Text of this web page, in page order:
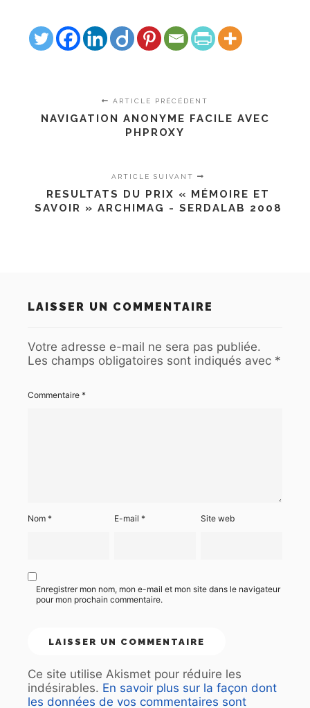
ARTICLE PRÉCÉDENT
NAVIGATION ANONYME FACILE AVEC
PHPROXY
ARTICLE SUIVANT
RESULTATS DU PRIX « MÉMOIRE ET
SAVOIR » ARCHIMAG - SERDALAB 2008
LAISSER UN COMMENTAIRE
Votre adresse e-mail ne sera pas publiée.
Les champs obligatoires sont indiqués avec *
Commentaire *
Nom * E-mail* Site web
Enregistrer mon nom, mon e-mail et mon site dans le navigateur
pour mon prochain commentaire.
Ce site utilise Akismet pour réduire les
indésirables. En savoir plus sur la façon dont
les données de vos commentaires sont